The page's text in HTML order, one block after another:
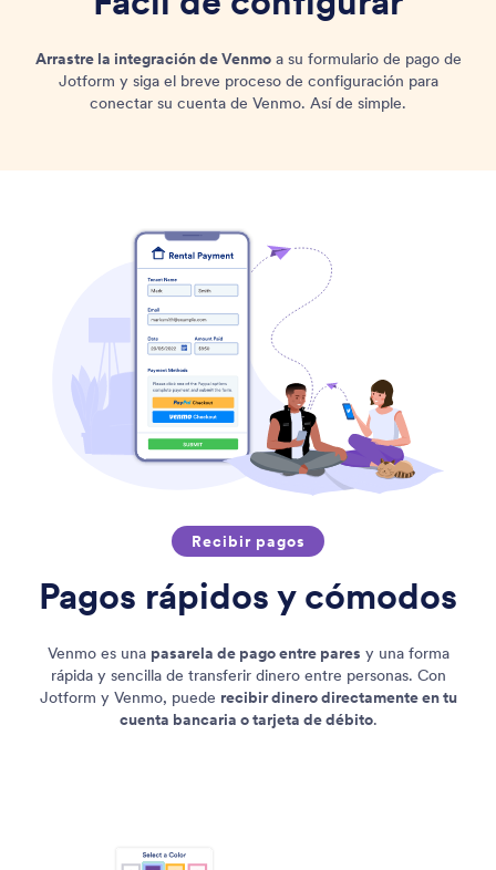
Arrastre la integración de Venmoa su formulario de pago de
Jotform y siga el breve proceso de configuración para
conectar su cuenta de Venmo. Así de simple.
Recibir pagos
Pagos rápidos y cómodos
Venmo es una pasarela de pago entre pares y una forma
rápida y sencilla de transferir dinero entre personas. Con
Jotform y Venmo, puede recibir dinero directamente en tu
cuenta bancaria o tarjeta de débito.